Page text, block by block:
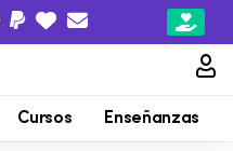
Cursos Enseñanzas